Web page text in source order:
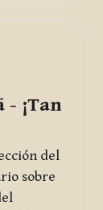
- ¡Tan
del
sobre